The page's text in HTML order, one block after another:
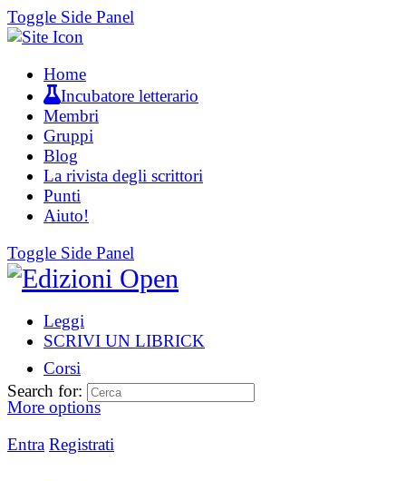
Toggle Side Panel
Home
Incubatore letterario
Membri
Gruppi
Blog
La rivista degli scrittori
Punti
Aiuto!
Toggle Side Panel
Leggi
SCRIVI UN LIBRICK
Corsi
More options
Entra Registrati
Search for: